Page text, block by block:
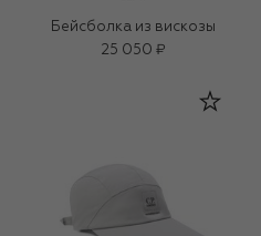
Бейсболка из вискозы
25 050 ₽